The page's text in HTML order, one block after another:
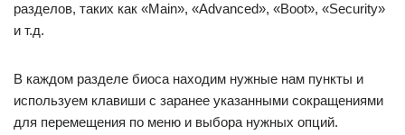
разделов, таких как «Main», «Advanced», «Boot», «Security»
и т.д.
В каждом разделе биоса находим нужные нам пункты и
используем клавиши с заранее указанными сокращениями
для перемещения по меню и выбора нужных опций.